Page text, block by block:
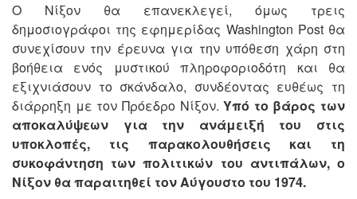
Ο Νίξον θα επανεκλεγεί, όμως τρεις
δημοσιογράφοι της εφημερίδας Washington Post θα
συνεχίσουν την έρευνα για την υπόθεση χάρη στη
βοήθεια ενός μυστικού πληροφοριοδότη και θα
εξιχνιάσουν το σκάνδαλο, συνδέοντας ευθέως τη
διάρρηξη με τον Πρόεδρο Νίξον.Υπό το βάρος των
αποκαλύψεων για την ανάμειξή του στις
υποκλοπές, τις παρακολουθήσεις και τη
συκοφάντηση των πολιτικών του αντιπάλων, ο
Νίξον θα παραιτηθεί τον Αύγουστο του 1974.